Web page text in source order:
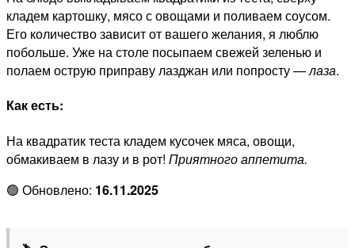
кладем картошку, мясо с овощами и поливаем соусом.
Его количество зависит от вашего желания, я люблю
побольше. Уже на столе посыпаем свежей зеленью и
полаем острую приправу лазджан или попросту —лаза.
Как есть:
На квадратик теста кладем кусочек мяса, овощи,
обмакиваем в лазу и в рот! Приятного аппетита.
🟢 Обновлено: 16.11.2025